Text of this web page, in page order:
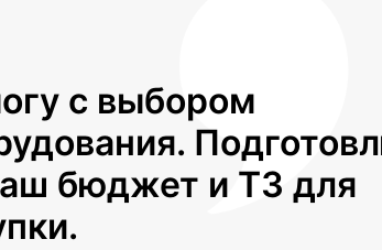
с выбором
бюджет и ТЗ для